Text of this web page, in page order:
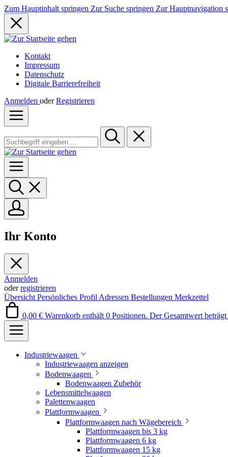
Zum Hauptinhalt springen Zur Suche springen Zur Hauptnavigation
Kontakt
Impressum
Datenschutz
Digitale Barrierefreiheit
Anmelden oder Registrieren
Ihr Konto
Anmelden
oderregistrieren
Übersicht Persönliches Profil Adressen Bestellungen Merkzettel
0,00 € Warenkorb enthält 0 Positionen. Der Gesamtwert
Industriewaagen
Industriewaagen anzeigen
Bodenwaagen
Bodenwaagen Zubehör
Lebensmittelwaagen
Palettenwaagen
Plattformwaagen
Plattformwaagen nach Wägebereich
Plattformwaagen bis 3 kg
Plattformwaagen 6 kg
Plattformwaagen 15 kg